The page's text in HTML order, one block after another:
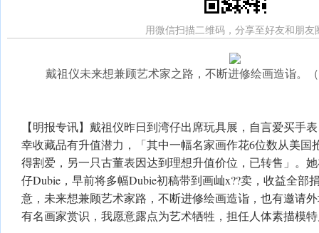
用微信扫描二维码，分享至好友和朋友
戴祖仪未来想兼顾艺术家之路，不断进修绘画造诣。
【明报专讯】戴祖仪昨日到湾仔出席玩具展，自言爱买手
幸收藏品有升值潜力，「其中一幅名家画作花6位数从美国
得割爱，另一只古董表因达到理想升值价位，已转售」。
仔Dubie，早前将多幅Dubie初稿带到画屾x??卖，收益全部
意，未来想兼顾艺术家路，不断进修绘画造诣，也有邀请
有名画家赏识，我愿意露点为艺术牺牲，担任人体素描模